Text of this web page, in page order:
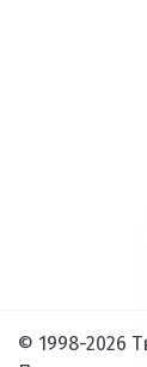
© 1998-2026